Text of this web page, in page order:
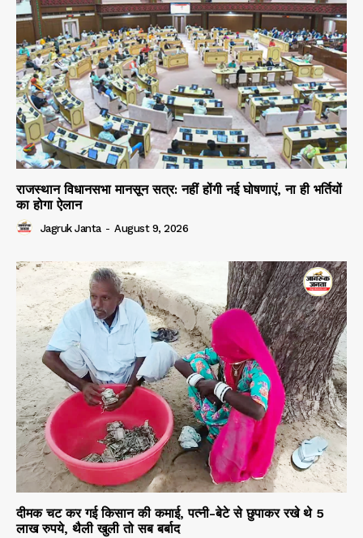
राजस्थान विधानसभा मानसून सत्र: नहीं होंगी नई घोषणाएं, ना ही भर्तियों
का होगा ऐलान
Jagruk Janta - August 9, 2026
दीमक चट कर गई किसान की कमाई, पत्नी-बेटे से छुपाकर रखे थे 5
लाख रुपये, थैली खुली तो सब बर्बाद